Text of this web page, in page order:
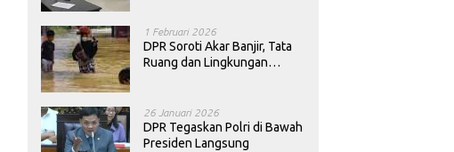
1 Februari 2026
DPR Soroti Akar Banjir, Tata
Ruang dan Lingkungan
26 Januari 2026
DPR Tegaskan Polri di Bawah
Presiden Langsung